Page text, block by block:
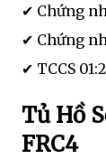
✔ Chứng
✔ Chứng
✔ TCCS
Tủ Hồ
FRC4